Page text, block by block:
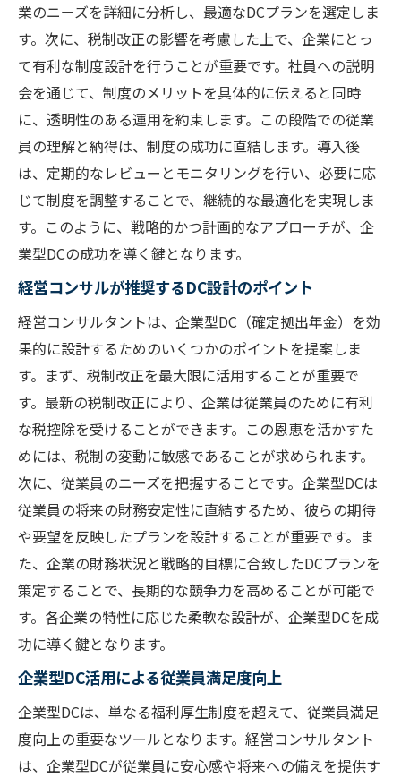
業のニーズを詳細に分析し、最適なDCプランを選定しま
す。次に、税制改正の影響を考慮した上で、企業にとっ
て有利な制度設計を行うことが重要です。社員への説明
会を通じて、制度のメリットを具体的に伝えると同時
に、透明性のある運用を約束します。この段階での従業
員の理解と納得は、制度の成功に直結します。導入後
は、定期的なレビューとモニタリングを行い、必要に応
じて制度を調整することで、継続的な最適化を実現しま
す。このように、戦略的かつ計画的なアプローチが、企
業型DCの成功を導く鍵となります。
経営コンサルが推奨するDC設計のポイント
経営コンサルタントは、企業型DC（確定拠出年金）を効
果的に設計するためのいくつかのポイントを提案しま
す。まず、税制改正を最大限に活用することが重要で
す。最新の税制改正により、企業は従業員のために有利
な税控除を受けることができます。この恩恵を活かすた
めには、税制の変動に敏感であることが求められます。
次に、従業員のニーズを把握することです。企業型DCは
従業員の将来の財務安定性に直結するため、彼らの期待
や要望を反映したプランを設計することが重要です。ま
た、企業の財務状況と戦略的目標に合致したDCプランを
策定することで、長期的な競争力を高めることが可能で
す。各企業の特性に応じた柔軟な設計が、企業型DCを成
功に導く鍵となります。
企業型DC活用による従業員満足度向上
企業型DCは、単なる福利厚生制度を超えて、従業員満足
度向上の重要なツールとなります。経営コンサルタント
は、企業型DCが従業員に安心感や将来への備えを提供す